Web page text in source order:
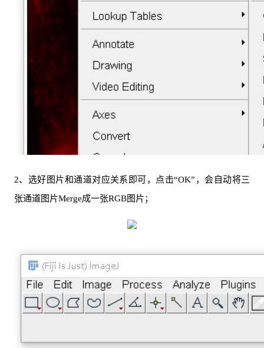
2、选好图片和通道对应关系即可，点击“OK”，会自动将三
张通道图片Merge成一张RGB图片；